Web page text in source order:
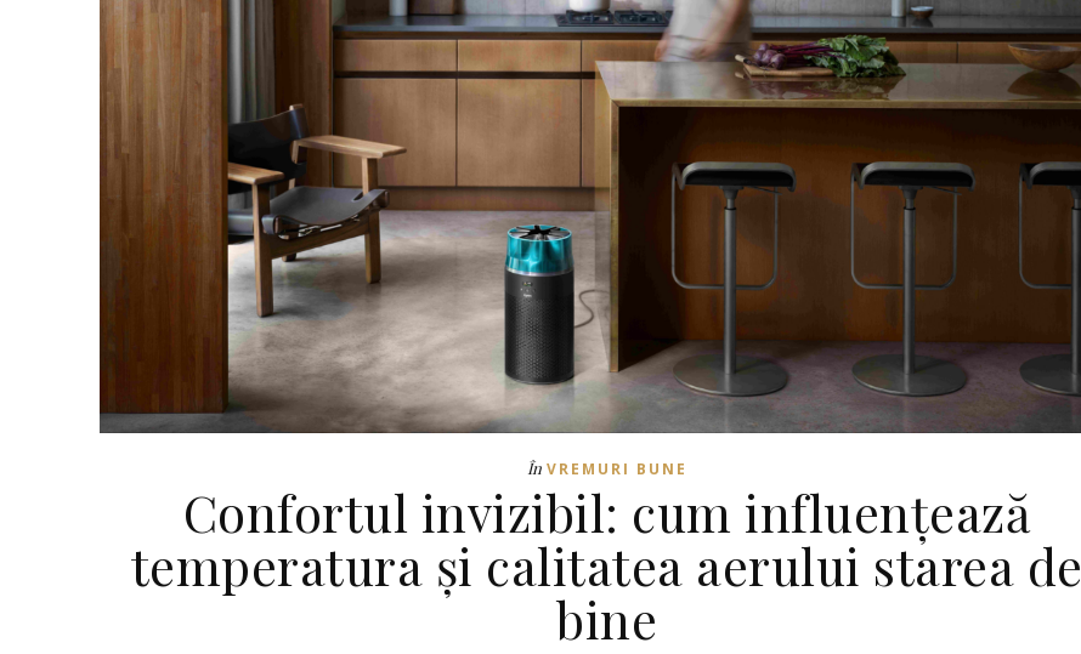
În VREMURI BUNE
Confortul invizibil: cum influențează
temperatura și calitatea aerului starea de
bine